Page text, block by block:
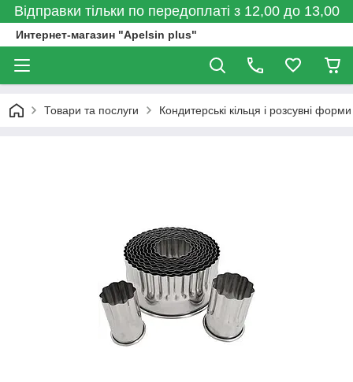
Відправки тільки по передоплаті з 12,00 до 13,00
Интернет-магазин "Apelsin plus"
Товари та послуги Кондитерські кільця і розсувні